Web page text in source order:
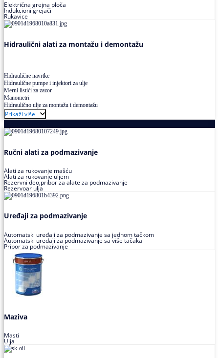
Električna grejna ploča
Indukcioni grejači
Rukavice
Hidraulični alati za montažu i demontažu
Hidraulične navrtke
Hidraulične pumpe i injektori za ulje
Merni listići za zazor
Manometri
Hidraulično ulje za montažu i demontažu
Prikaži više
Ručni alati za podmazivanje
Alati za rukovanje mašću
Alati za rukovanje uljem
Rezervni deo,pribor za alate za podmazivanje
Rezervoar ulja
Uređaji za podmazivanje
Automatski uređaji za podmazivanje sa jednom tačkom
Automatski uređaji za podmazivanje sa više tačaka
Pribor za podmazivanje
Maziva
Masti
Ulja